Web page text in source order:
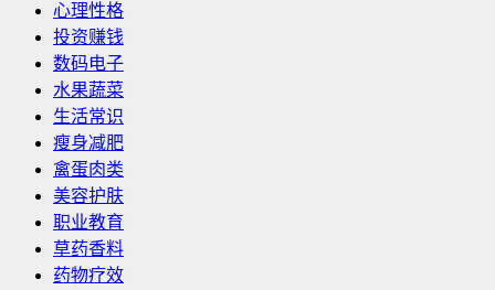
心理性格
投资赚钱
数码电子
水果蔬菜
生活常识
瘦身减肥
禽蛋肉类
美容护肤
职业教育
草药香料
药物疗效